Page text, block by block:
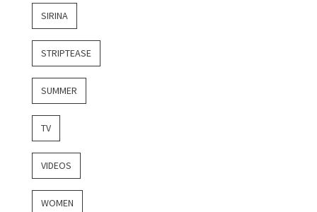
SIRINA
STRIPTEASE
SUMMER
TV
VIDEOS
WOMEN